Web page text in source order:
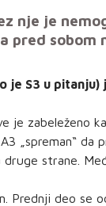
nje je
pred
S3 u
je zabeleženo
„spreman“
strane.
Prednji deo